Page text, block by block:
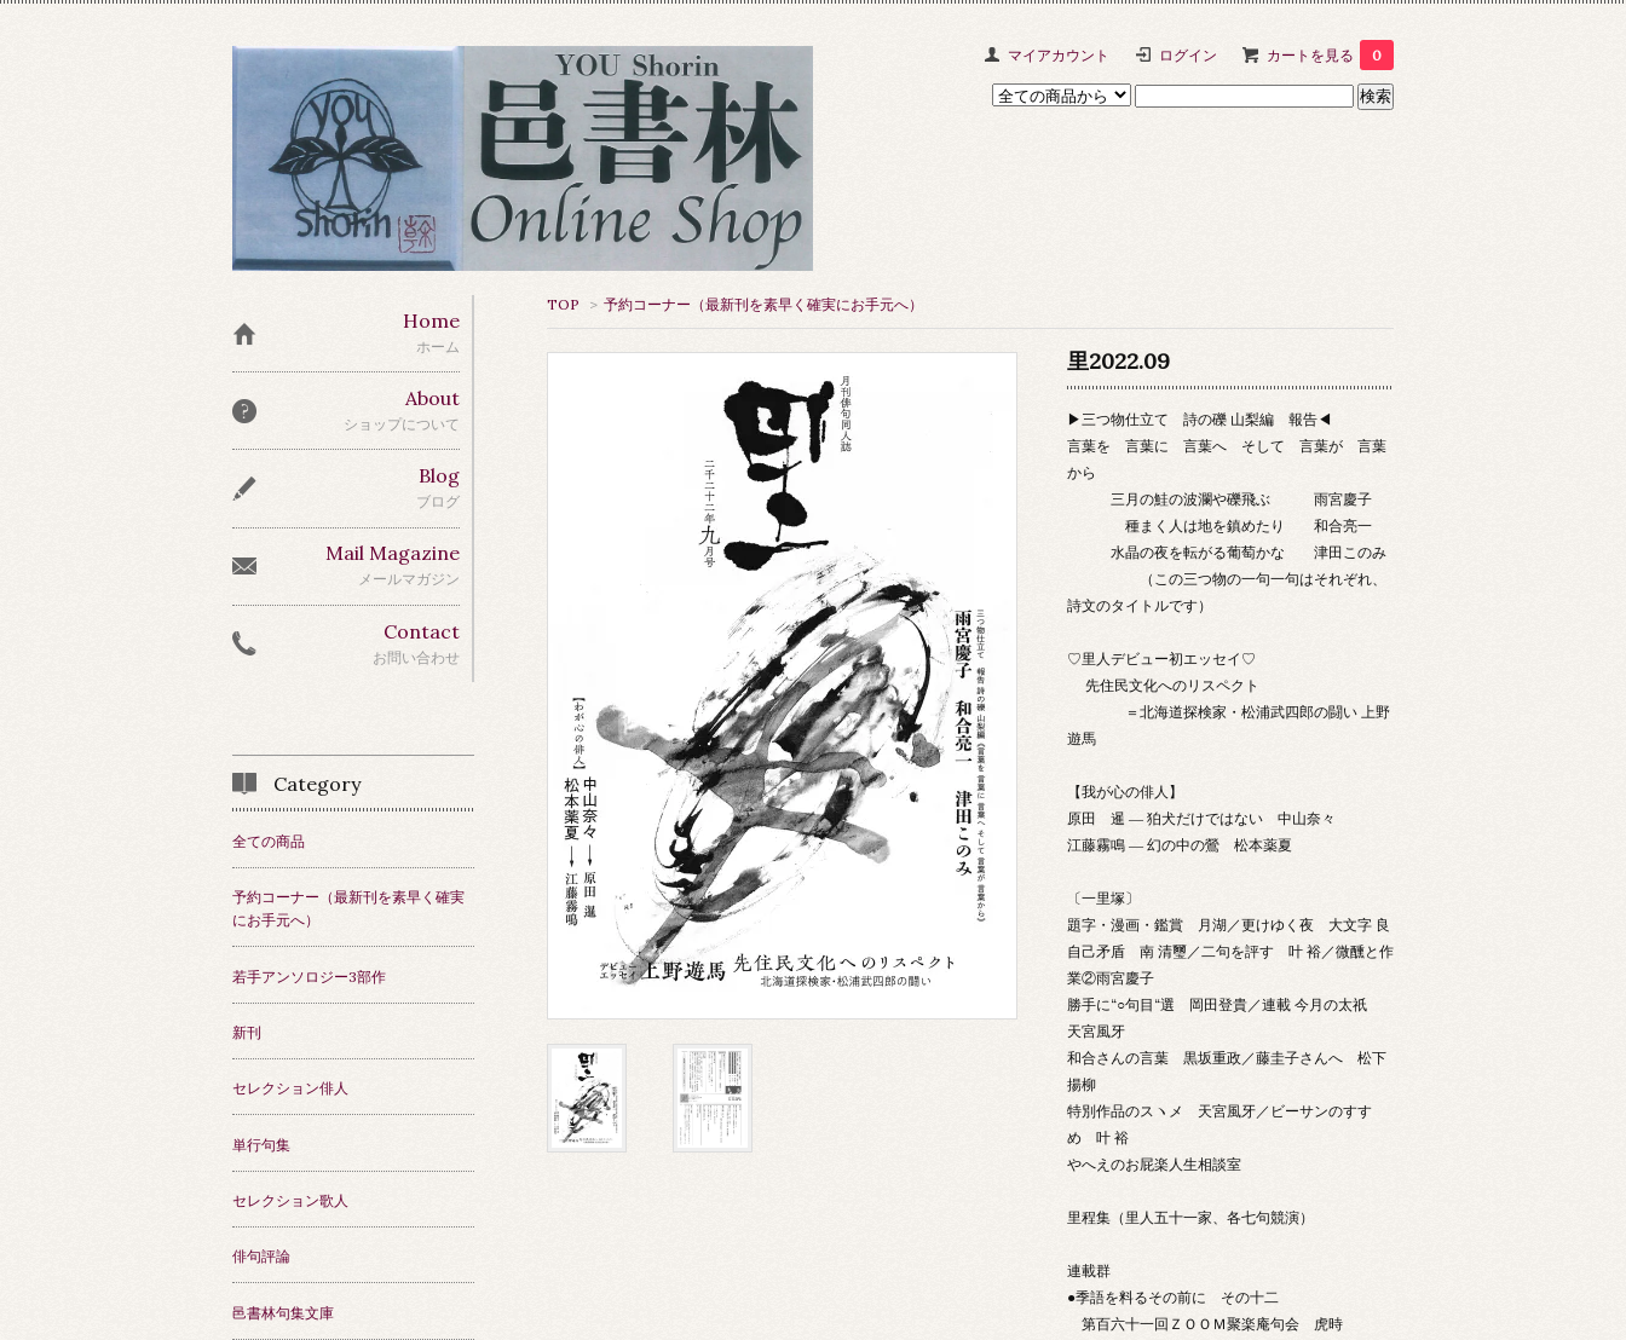
マイアカウント ログイン カートを見る 0
TOP > 予約コーナー（最新刊を素早く確実にお手元へ）
里2022.09
▶三つ物仕立て 詩の礫 山梨編 報告◀
言葉を 言葉に 言葉へ そして 言葉が 言葉
から
三月の鮭の波瀾や礫飛ぶ 雨宮慶子
種まく人は地を鎮めたり 和合亮一
水晶の夜を転がる葡萄かな 津田このみ
（この三つ物の一句一句はそれぞれ、
詩文のタイトルです）
♡里人デビュー初エッセイ♡
先住民文化へのリスペクト
＝北海道探検家・松浦武四郎の闘い 上野
遊馬
【我が心の俳人】
原田 暹 ― 狛犬だけではない 中山奈々
江藤霧鳴 ― 幻の中の鶯 松本薬夏
〔一里塚〕
題字・漫画・鑑賞 月湖／更けゆく夜 大文字 良
自己矛盾 南 清璽／二句を評す 叶 裕／微醺と作
業②雨宮慶子
勝手に“○句目“選 岡田登貴／連載 今月の太祇
天宮風牙
和合さんの言葉 黒坂重政／藤圭子さんへ 松下
揚柳
特別作品のスヽメ 天宮風牙／ビーサンのすす
め 叶 裕
やへえのお屁楽人生相談室
里程集（里人五十一家、各七句競演）
連載群
●季語を料るその前に その十二
第百六十一回ＺＯＯＭ聚楽庵句会 虎時
Home
ホーム
About
ショップについて
Blog
ブログ
Mail Magazine
メールマガジン
Contact
お問い合わせ
Category
全ての商品
予約コーナー（最新刊を素早く確実
にお手元へ）
若手アンソロジー3部作
新刊
セレクション俳人
単行句集
セレクション歌人
俳句評論
邑書林句集文庫